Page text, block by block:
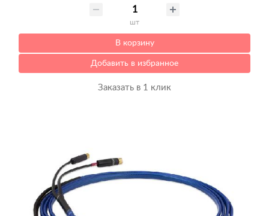
шт
В корзину
Добавить в избранное
Заказать в 1 клик